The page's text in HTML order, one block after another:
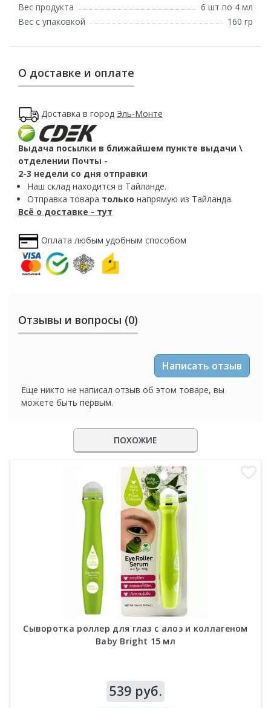
Вес продукта
6 шт по 4 мл
Вес с упаковкой
160 гр
О доставке и оплате
Доставка в город Эль-Монте
Выдача посылки в ближайшем пункте выдачи \
отделении Почты -
2-3 недели со дня отправки
Наш склад находится в Тайланде.
Отправка товара только напрямую из Тайланда.
Всё о доставке - тут
Оплата любым удобным способом
Отзывы и вопросы (0)
Написать отзыв
Еще никто не написал отзыв об этом товаре, вы
можете быть первым.
ПОХОЖИЕ
Сыворотка роллер для глаз с алоэ и коллагеном
Baby Bright 15 мл
539 руб.